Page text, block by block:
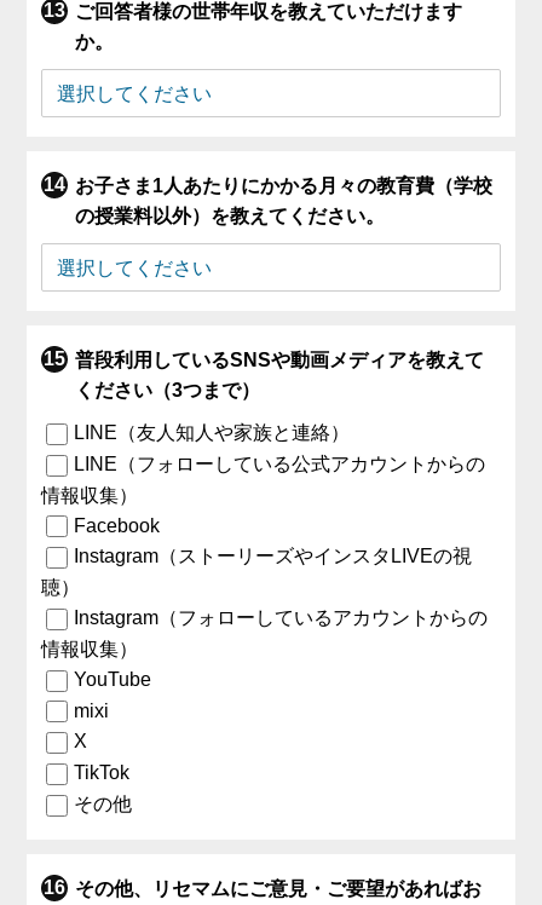
ご回答者様の世帯年収を教えていただけます
か。
お子さま1人あたりにかかる月々の教育費（学校
の授業料以外）を教えてください。
普段利用しているSNSや動画メディアを教えて
ください（3つまで）
LINE（友人知人や家族と連絡）
LINE（フォローしている公式アカウントからの
情報収集）
Facebook
Instagram（ストーリーズやインスタLIVEの視
聴）
Instagram（フォローしているアカウントからの
情報収集）
YouTube
mixi
X
TikTok
その他
その他、リセマムにご意見・ご要望があればお